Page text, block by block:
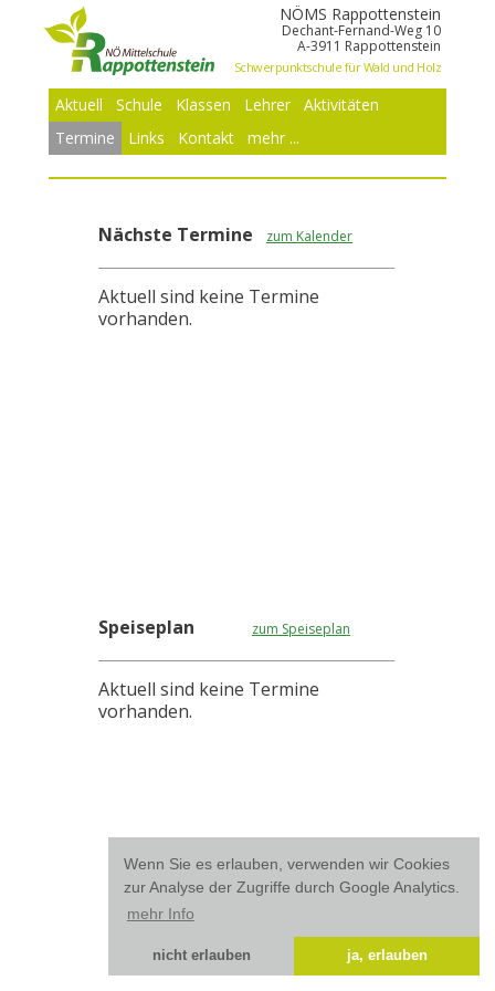
Wenn Sie es erlauben, verwenden wir Cookies
zur Analyse der Zugriffe durch Google Analytics.
mehr Info
nicht erlauben ja, erlauben
NÖMS Rappottenstein
Dechant-Fernand-Weg 10
A-3911 Rappottenstein
Schwerpunktschule für Wald und Holz
Aktuell Schule Klassen Lehrer
Aktivitäten
Termine
Links Kontakt mehr ...
Nächste Termine zum Kalender
Aktuell sind keine Termine
vorhanden.
Speiseplan zum Speiseplan
Aktuell sind keine Termine
vorhanden.